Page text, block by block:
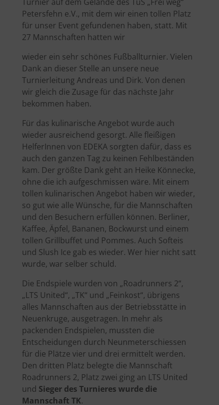
Petersfehn e.V., mit dem wir einen tollen Platz
für unser Event gefundenen haben, statt. Mit
27 Mannschaften hatten wir
wieder ein sehr schönes Fußballturnier. Vielen
Dank an dieser Stelle an unsere neue
Turnierleitung Andreas und Dirk. Von denen
wir gleich die Zusage für das nächste Jahr
bekommen haben.
Für das kulinarische Angebot wurde auch
wieder ausreichend gesorgt. Alle fleißigen
HelferInnen von EDEKA sorgten dafür, dass es
auch den ganzen Tag zu keinen Fehlbeständen
kam. Der größte Dank geht an Heike Könnecke,
ohne die ich aufgeschmissen wäre. Mit einem
tollen kulinarischen Angebot haben wir wieder,
so gut wie alle Wünsche, für die Mannschaften
und den Besuchern erfüllen können. Berliner,
Kaffee, Äpfel, Bananen, Bockwurst und einem
tollen Grillbuffet und Pommes. Auch Softeis
und Slush Ice gab es wieder. Wer hier nicht satt
wurde, war selber schuld.
Die Endspiele wurden von „Roadrunners 2“,
„LTS United“, „TK“ und „Feinkost“, übrigens
alles Mannschaften aus der Betriebsstätte in
Neuenkruge, ausgetragen. In mehr als
packenden Endspielen, mussten die
Entscheidungen durch Neunmeterschiessen
für die Plätze vier und drei ermittelt werden.
Den dritten Platz belegte die Mannschaft
Roadrunners 2, Platz zwei ging an LTS United
und Sieger des Turnieres wurde die
Mannschaft TK.